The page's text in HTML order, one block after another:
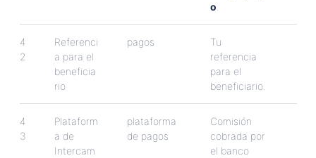
o
4
2
Referenci
a para el
beneficia
rio
pagos
Tu
referencia
para el
beneficiario.
4
3
Plataform
a de
Intercam
plataforma
de pagos
Comisión
cobrada por
el banco